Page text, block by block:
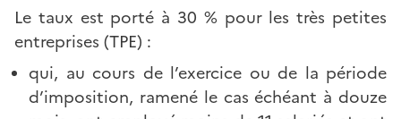
Le taux est porté à 30 % pour les très petites
entreprises (TPE) :
qui, au cours de l’exercice ou de la période
d’imposition, ramené le cas échéant à douze